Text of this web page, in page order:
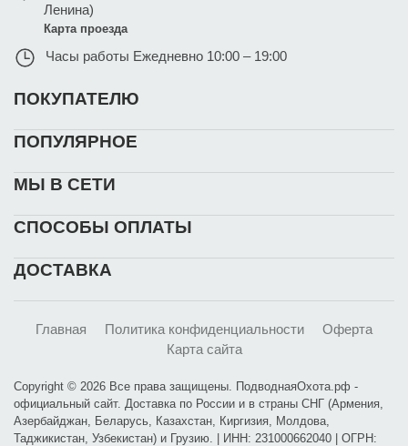
Ленина)
Карта проезда
Часы работы Ежедневно 10:00 – 19:00
ПОКУПАТЕЛЮ
ПОПУЛЯРНОЕ
МЫ В СЕТИ
СПОСОБЫ ОПЛАТЫ
ДОСТАВКА
Главная Политика конфиденциальности
Оферта
Карта сайта
Copyright © 2026 Все права защищены. ПодводнаяОхота.рф -
официальный сайт. Доставка по России и в страны СНГ (Армения,
Азербайджан, Беларусь, Казахстан, Киргизия, Молдова,
Таджикистан, Узбекистан) и Грузию. | ИНН: 231000662040 | ОГРН: